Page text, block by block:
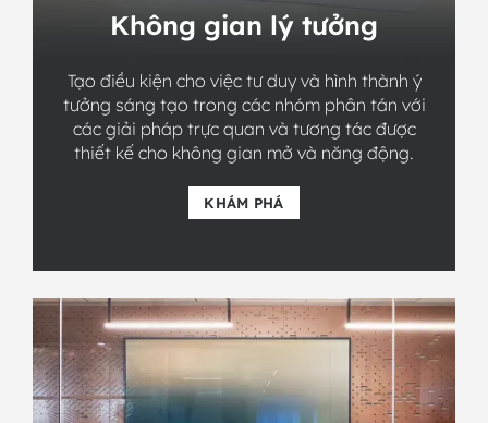
Không gian lý tưởng
Tạo điều kiện cho việc tư duy và hình thành ý
tưởng sáng tạo trong các nhóm phân tán với
các giải pháp trực quan và tương tác được
thiết kế cho không gian mở và năng động.
KHÁM PHÁ